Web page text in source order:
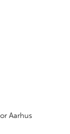
Aarhus